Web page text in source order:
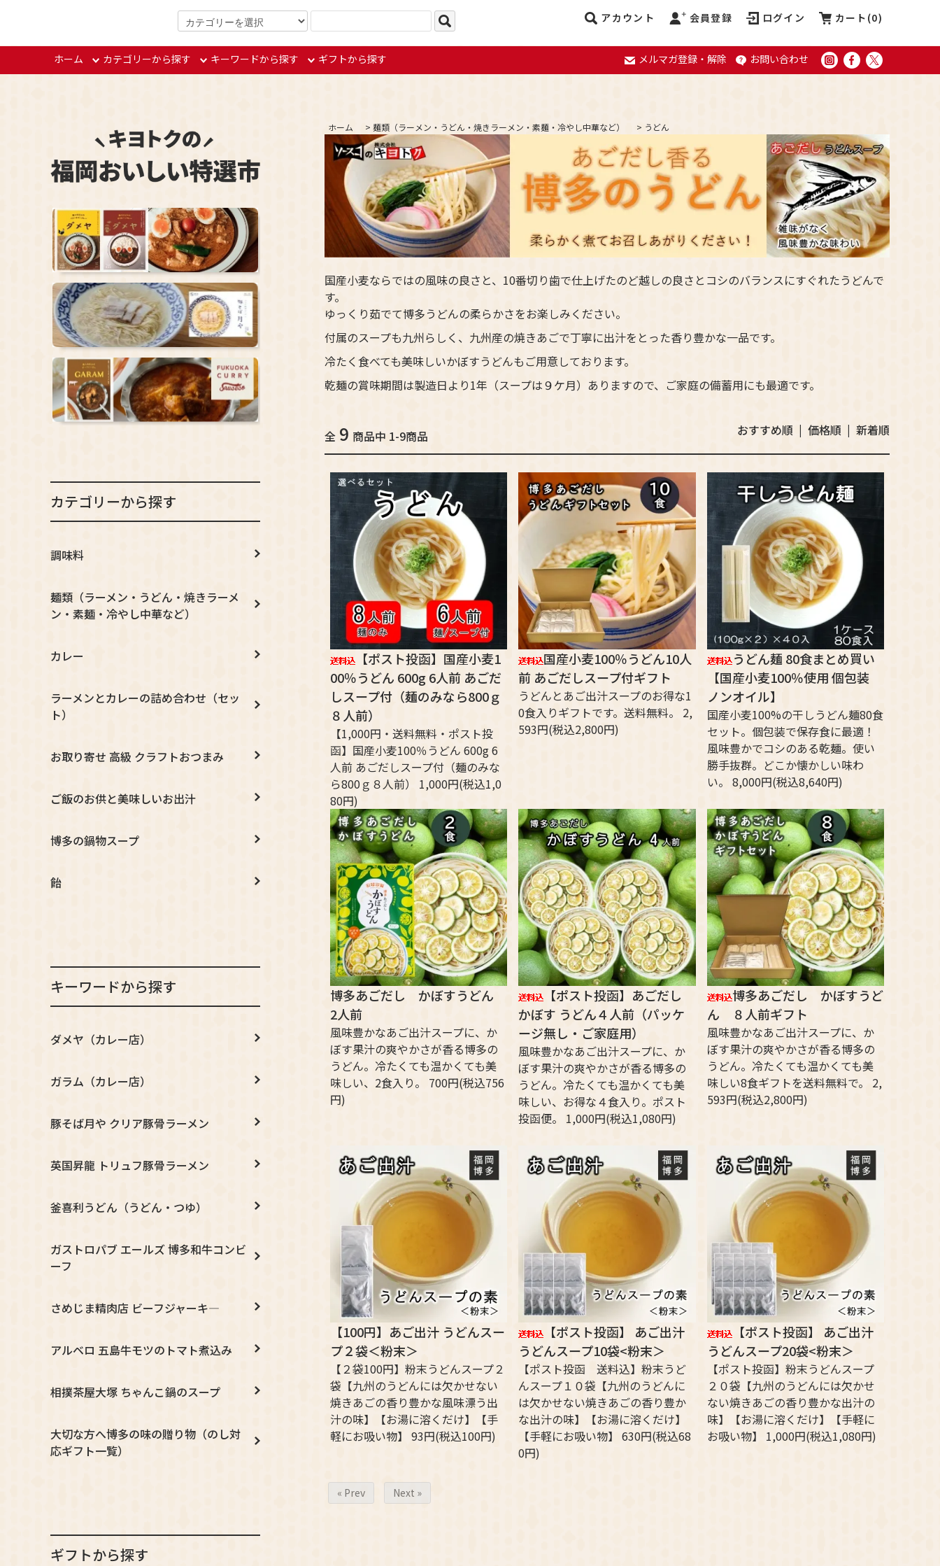
アカウント 会員登録 ログイン カート(0)
ホーム カテゴリーから探す キーワードから探す ギフトから探す メルマガ登録・解除 お問い合わせ
ホーム > 麺類（ラーメン・うどん・焼きラーメン・素麺・冷やし中華など） > うどん
国産小麦ならではの風味の良さと、10番切り歯で仕上げたのど越しの良さとコシのバランスにすぐれたうどんで
す。
ゆっくり茹でて博多うどんの柔らかさをお楽しみください。
付属のスープも九州らしく、九州産の焼きあごで丁寧に出汁をとった香り豊かな一品です。
冷たく食べても美味しいかぼすうどんもご用意しております。
乾麺の賞味期間は製造日より1年（スープは９ケ月）ありますので、ご家庭の備蓄用にも最適です。
全 9 商品中 1-9商品 おすすめ順 | 価格順 | 新着順
【ポスト投函】国産小麦1
00％うどん 600g 6人前 あごだ
しスープ付（麺のみなら800ｇ
８人前）
【1,000円・送料無料・ポスト投
函】国産小麦100％うどん 600g 6
人前 あごだしスープ付（麺のみな
ら800ｇ８人前） 1,000円(税込1,0
80円)
国産小麦100％うどん10人
前 あごだしスープ付ギフト
うどんとあご出汁スープのお得な1
0食入りギフトです。送料無料。 2,
593円(税込2,800円)
うどん麺 80食まとめ買い
【国産小麦100％使用 個包装
ノンオイル】
国産小麦100%の干しうどん麺80食
セット。個包装で保存食に最適！
風味豊かでコシのある乾麺。使い
勝手抜群。どこか懐かしい味わ
い。 8,000円(税込8,640円)
博多あごだし かぼすうどん
2人前
風味豊かなあご出汁スープに、か
ぼす果汁の爽やかさが香る博多の
うどん。冷たくても温かくても美
味しい、2食入り。 700円(税込756
円)
【ポスト投函】あごだし
かぼす うどん４人前（パッケ
ージ無し・ご家庭用）
風味豊かなあご出汁スープに、か
ぼす果汁の爽やかさが香る博多の
うどん。冷たくても温かくても美
味しい、お得な４食入り。ポスト
投函便。 1,000円(税込1,080円)
博多あごだし かぼすうど
ん ８人前ギフト
風味豊かなあご出汁スープに、か
ぼす果汁の爽やかさが香る博多の
うどん。冷たくても温かくても美
味しい8食ギフトを送料無料で。 2,
593円(税込2,800円)
【100円】あご出汁 うどんスー
プ２袋＜粉末＞
【２袋100円】粉末うどんスープ２
袋【九州のうどんには欠かせない
焼きあごの香り豊かな風味漂う出
汁の味】【お湯に溶くだけ】【手
軽にお吸い物】 93円(税込100円)
【ポスト投函】 あご出汁
うどんスープ10袋<粉末＞
【ポスト投函 送料込】粉末うど
んスープ１０袋【九州のうどんに
は欠かせない焼きあごの香り豊か
な出汁の味】【お湯に溶くだけ】
【手軽にお吸い物】 630円(税込68
0円)
【ポスト投函】 あご出汁
うどんスープ20袋<粉末＞
【ポスト投函】粉末うどんスープ
２０袋【九州のうどんには欠かせ
ない焼きあごの香り豊かな出汁の
味】【お湯に溶くだけ】【手軽に
お吸い物】 1,000円(税込1,080円)
« Prev Next »
カテゴリーから探す
調味料
麺類（ラーメン・うどん・焼きラーメ
ン・素麺・冷やし中華など）
カレー
ラーメンとカレーの詰め合わせ（セッ
ト）
お取り寄せ 高級 クラフトおつまみ
ご飯のお供と美味しいお出汁
博多の鍋物スープ
飴
キーワードから探す
ダメヤ（カレー店）
ガラム（カレー店）
豚そば月や クリア豚骨ラーメン
英国昇龍 トリュフ豚骨ラーメン
釜喜利うどん（うどん・つゆ）
ガストロパブ エールズ 博多和牛コンビ
ーフ
さめじま精肉店 ビーフジャーキ―
アルベロ 五島牛モツのトマト煮込み
相撲茶屋大塚 ちゃんこ鍋のスープ
大切な方へ博多の味の贈り物（のし対
応ギフト一覧）
ギフトから探す